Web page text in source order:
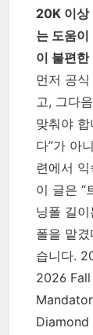
20K 이상
는 도움이
이 불편
먼저 공
고, 그다
맞춰야
다”가 아
련에서
이 글은 “
닝폴 길이
폴을 맡
습니다.
2026
Diamond